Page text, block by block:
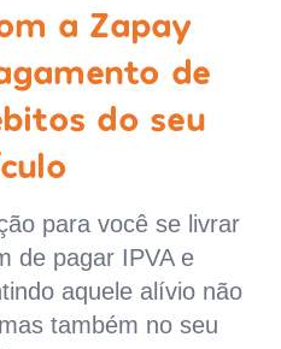
a Zapay
de
do seu
para você se livrar
de pagar IPVA e
aquele alívio não
também no seu